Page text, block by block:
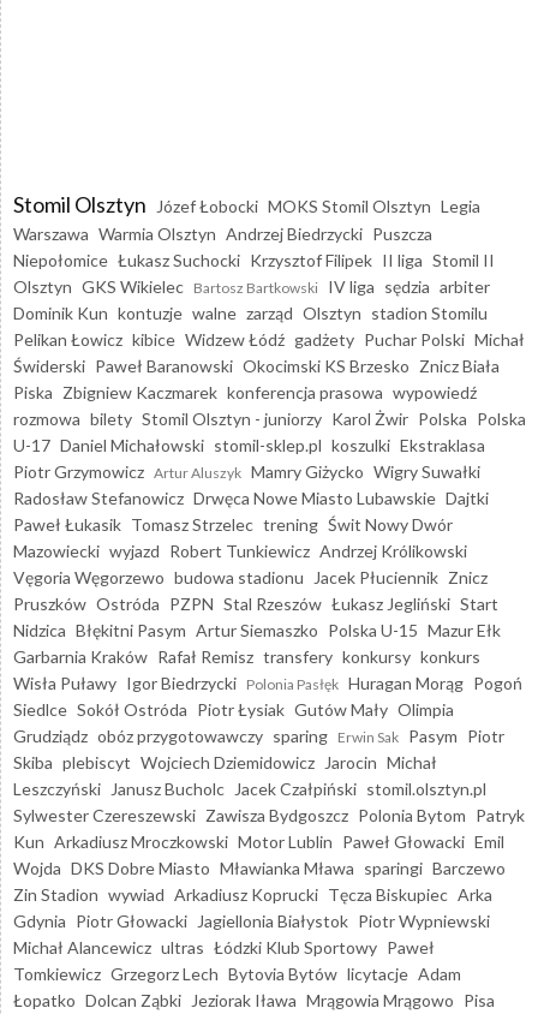
Stomil Olsztyn Józef Łobocki MOKS Stomil Olsztyn Legia
Warszawa Warmia Olsztyn Andrzej Biedrzycki Puszcza
Niepołomice Łukasz Suchocki Krzysztof Filipek II liga Stomil II
Olsztyn GKS Wikielec Bartosz Bartkowski IV liga sędzia arbiter
Dominik Kun kontuzje walne zarząd Olsztyn stadion Stomilu
Pelikan Łowicz kibice Widzew Łódź gadżety Puchar Polski Michał
Świderski Paweł Baranowski Okocimski KS Brzesko Znicz Biała
Piska Zbigniew Kaczmarek konferencja prasowa wypowiedź
rozmowa bilety Stomil Olsztyn - juniorzy Karol Żwir Polska Polska
U-17 Daniel Michałowski stomil-sklep.pl koszulki Ekstraklasa
Piotr Grzymowicz Artur Aluszyk Mamry Giżycko Wigry Suwałki
Radosław Stefanowicz Drwęca Nowe Miasto Lubawskie Dajtki
Paweł Łukasik Tomasz Strzelec trening Świt Nowy Dwór
Mazowiecki wyjazd Robert Tunkiewicz Andrzej Królikowski
Vęgoria Węgorzewo budowa stadionu Jacek Płuciennik Znicz
Pruszków Ostróda PZPN Stal Rzeszów Łukasz Jegliński Start
Nidzica Błękitni Pasym Artur Siemaszko Polska U-15 Mazur Ełk
Garbarnia Kraków Rafał Remisz transfery konkursy konkurs
Wisła Puławy Igor Biedrzycki Polonia Pasłęk Huragan Morąg Pogoń
Siedlce Sokół Ostróda Piotr Łysiak Gutów Mały Olimpia
Grudziądz obóz przygotowawczy sparing Erwin Sak Pasym Piotr
Skiba plebiscyt Wojciech Dziemidowicz Jarocin Michał
Leszczyński
Janusz Bucholc Jacek Czałpiński stomil.olsztyn.pl
Sylwester Czereszewski Zawisza Bydgoszcz Polonia Bytom Patryk
Kun Arkadiusz Mroczkowski Motor Lublin Paweł Głowacki Emil
Wojda DKS Dobre Miasto Mławianka Mława sparingi Barczewo
Zin Stadion wywiad Arkadiusz Koprucki Tęcza Biskupiec Arka
Gdynia Piotr Głowacki Jagiellonia Białystok Piotr Wypniewski
Michał Alancewicz ultras Łódzki Klub Sportowy Paweł
Tomkiewicz Grzegorz Lech Bytovia Bytów licytacje Adam
Łopatko Dolcan Ząbki Jeziorak Iława Mrągowia Mrągowo Pisa